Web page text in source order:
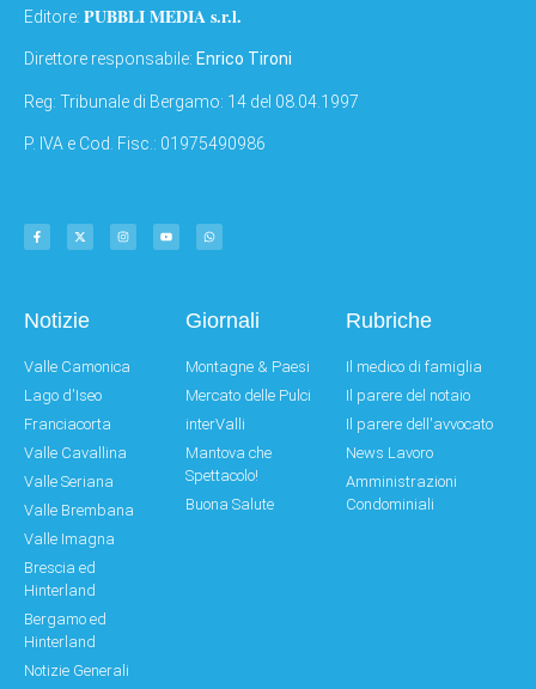
Editore: PUBBLI MEDIA s.r.l.
Direttore responsabile: Enrico Tironi
Reg: Tribunale di Bergamo: 14 del 08.04.1997
P. IVA e Cod. Fisc.: 01975490986
Notizie
Valle Camonica
Lago d'Iseo
Franciacorta
Valle Cavallina
Valle Seriana
Valle Brembana
Valle Imagna
Brescia ed
Hinterland
Bergamo ed
Hinterland
Notizie Generali
Giornali
Montagne & Paesi
Mercato delle Pulci
interValli
Mantova che
Spettacolo!
Buona Salute
Rubriche
Il medico di famiglia
Il parere del notaio
Il parere dell'avvocato
News Lavoro
Amministrazioni
Condominiali